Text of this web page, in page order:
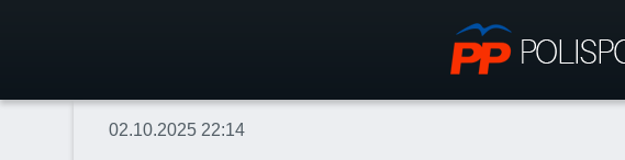
02.10.2025 22:14